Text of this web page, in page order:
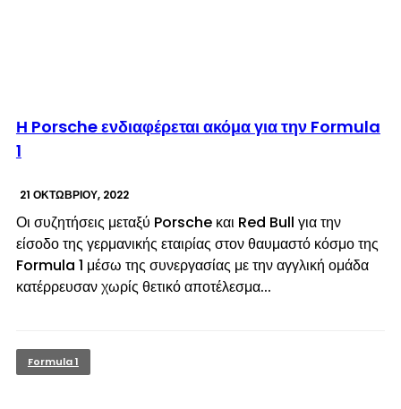
Η Porsche ενδιαφέρεται ακόμα για την Formula
1
21 ΟΚΤΩΒΡΊΟΥ, 2022
Οι συζητήσεις μεταξύ Porsche και Red Bull για την
είσοδο της γερμανικής εταιρίας στον θαυμαστό κόσμο της
Formula 1 μέσω της συνεργασίας με την αγγλική ομάδα
κατέρρευσαν χωρίς θετικό αποτέλεσμα...
Formula 1